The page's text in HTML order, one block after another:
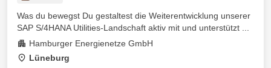
Was du bewegst Du gestaltest die Weiterentwicklung unserer
SAP S/4HANA Utilities-Landschaft aktiv mit und unterstützt ...
Hamburger Energienetze GmbH
Lüneburg